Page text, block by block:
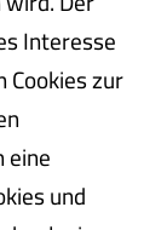
Interesse
zur
und